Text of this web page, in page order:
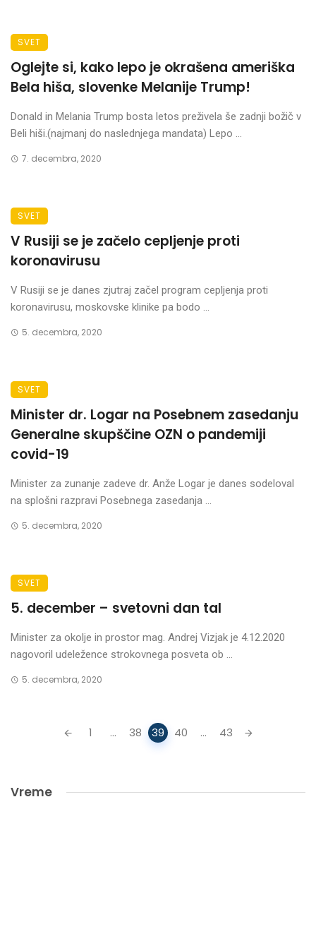
SVET
Oglejte si, kako lepo je okrašena ameriška
Bela hiša, slovenke Melanije Trump!
Donald in Melania Trump bosta letos preživela še zadnji božič v
Beli hiši.(najmanj do naslednjega mandata) Lepo ...
7. decembra, 2020
SVET
V Rusiji se je začelo cepljenje proti
koronavirusu
V Rusiji se je danes zjutraj začel program cepljenja proti
koronavirusu, moskovske klinike pa bodo ...
5. decembra, 2020
SVET
Minister dr. Logar na Posebnem zasedanju
Generalne skupščine OZN o pandemiji
covid-19
Minister za zunanje zadeve dr. Anže Logar je danes sodeloval
na splošni razpravi Posebnega zasedanja ...
5. decembra, 2020
SVET
5. december – svetovni dan tal
Minister za okolje in prostor mag. Andrej Vizjak je 4.12.2020
nagovoril udeležence strokovnega posveta ob ...
5. decembra, 2020
1 ... 38 39 40 ... 43
Vreme